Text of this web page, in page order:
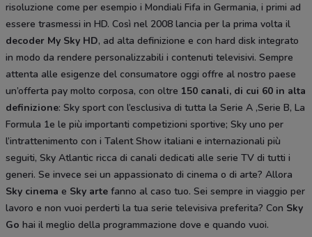
risoluzione come per esempio i Mondiali Fifa in Germania, i primi ad
essere trasmessi in HD. Così nel 2008 lancia per la prima volta il
decoder My Sky HD, ad alta definizione e con hard disk integrato
in modo da rendere personalizzabili i contenuti televisivi. Sempre
attenta alle esigenze del consumatore oggi offre al nostro paese
un’offerta pay molto corposa, con oltre 150 canali, di cui 60 in alta
definizione: Sky sport con l’esclusiva di tutta la Serie A ,Serie B, La
Formula 1e le più importanti competizioni sportive; Sky uno per
l’intrattenimento con i Talent Show italiani e internazionali più
seguiti, Sky Atlantic ricca di canali dedicati alle serie TV di tutti i
generi. Se invece sei un appassionato di cinema o di arte? Allora
Sky cinema e Sky arte fanno al caso tuo. Sei sempre in viaggio per
lavoro e non vuoi perderti la tua serie televisiva preferita? Con Sky
Go hai il meglio della programmazione dove e quando vuoi.